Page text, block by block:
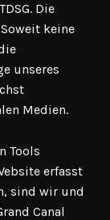
Die
keine
unseres
Medien.
Tools
erfasst
sind wir und
Canal